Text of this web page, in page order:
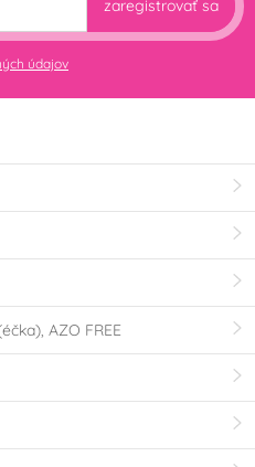
zaregistrovať sa
údajov
AZO FREE